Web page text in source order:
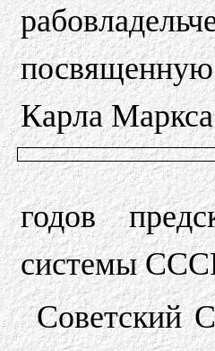
Карла
годов
системы
Советский